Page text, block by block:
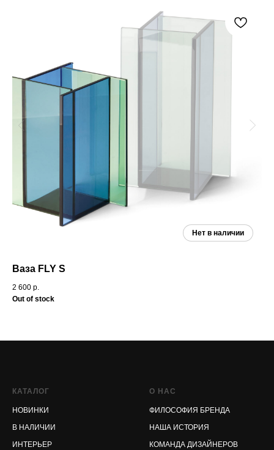
Ваза FLY S
2 600 р.
Out of stock
КАТАЛОГ
НОВИНКИ
В НАЛИЧИИ
ИНТЕРЬЕР
О НАС
ФИЛОСОФИЯ БРЕНДА
НАША ИСТОРИЯ
КОМАНДА ДИЗАЙНЕРОВ